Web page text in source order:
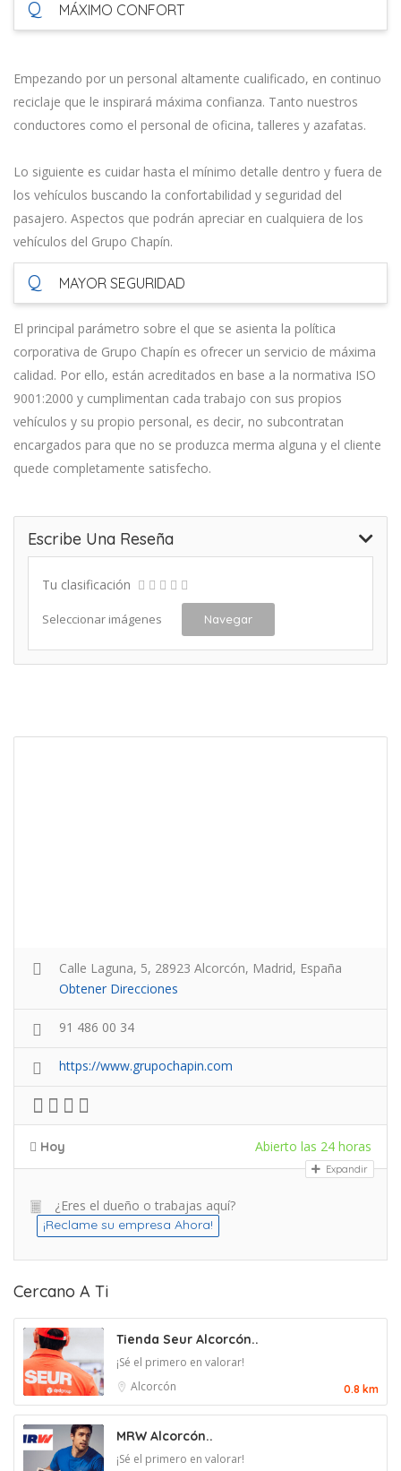
Q MÁXIMO CONFORT
Empezando por un personal altamente cualificado, en continuo
reciclaje que le inspirará máxima confianza. Tanto nuestros
conductores como el personal de oficina, talleres y azafatas.
Lo siguiente es cuidar hasta el mínimo detalle dentro y fuera de
los vehículos buscando la confortabilidad y seguridad del
pasajero. Aspectos que podrán apreciar en cualquiera de los
vehículos del Grupo Chapín.
Q MAYOR SEGURIDAD
El principal parámetro sobre el que se asienta la política
corporativa de Grupo Chapín es ofrecer un servicio de máxima
calidad. Por ello, están acreditados en base a la normativa ISO
9001:2000 y cumplimentan cada trabajo con sus propios
vehículos y su propio personal, es decir, no subcontratan
encargados para que no se produzca merma alguna y el cliente
quede completamente satisfecho.
Escribe Una Reseña
Tu clasificación
Seleccionar imágenes Navegar
Calle Laguna, 5, 28923 Alcorcón, Madrid, España
Obtener Direcciones
91 486 00 34
https://www.grupochapin.com
Hoy Abierto las 24 horas
Expandir
¿Eres el dueño o trabajas aquí?
¡Reclame su empresa Ahora!
Cercano A Ti
Tienda Seur Alcorcón..
¡Sé el primero en valorar!
Alcorcón
0.8 km
MRW Alcorcón..
¡Sé el primero en valorar!